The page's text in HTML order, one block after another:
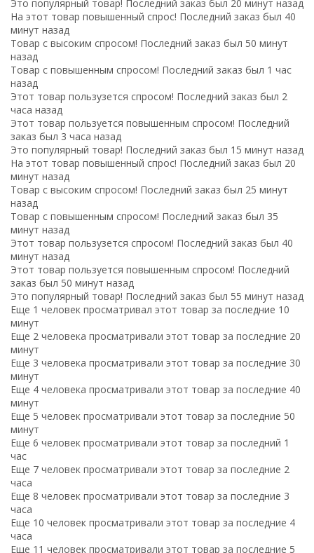
Это популярный товар! Последний заказ был 20 минут назад
На этот товар повышенный спрос! Последний заказ был 40
минут назад
Товар с высоким спросом! Последний заказ был 50 минут
назад
Товар с повышенным спросом! Последний заказ был 1 час
назад
Этот товар пользузется спросом! Последний заказ был 2
часа назад
Этот товар пользуется повышенным спросом! Последний
заказ был 3 часа назад
Это популярный товар! Последний заказ был 15 минут назад
На этот товар повышенный спрос! Последний заказ был 20
минут назад
Товар с высоким спросом! Последний заказ был 25 минут
назад
Товар с повышенным спросом! Последний заказ был 35
минут назад
Этот товар пользузется спросом! Последний заказ был 40
минут назад
Этот товар пользуется повышенным спросом! Последний
заказ был 50 минут назад
Это популярный товар! Последний заказ был 55 минут назад
Еще 1 человек просматривал этот товар за последние 10
минут
Еще 2 человека просматривали этот товар за последние 20
минут
Еще 3 человека просматривали этот товар за последние 30
минут
Еще 4 человека просматривали этот товар за последние 40
минут
Еще 5 человек просматривали этот товар за последние 50
минут
Еще 6 человек просматривали этот товар за последний 1
час
Еще 7 человек просматривали этот товар за последние 2
часа
Еще 8 человек просматривали этот товар за последние 3
часа
Еще 10 человек просматривали этот товар за последние 4
часа
Еще 11 человек просматривали этот товар за последние 5